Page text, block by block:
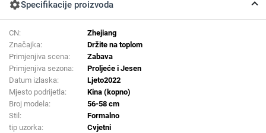
settingsSpecifikacije proizvoda
CN:
Zhejiang
Značajka:
Držite na toplom
Primjenjiva scena:
Zabava
Primjenjiva sezona:
Proljeće i Jesen
Datum izlaska:
Ljeto2022
Mjesto podrijetla:
Kina (kopno)
Broj modela:
56-58 cm
Stil:
Formalno
tip uzorka:
Cvjetni